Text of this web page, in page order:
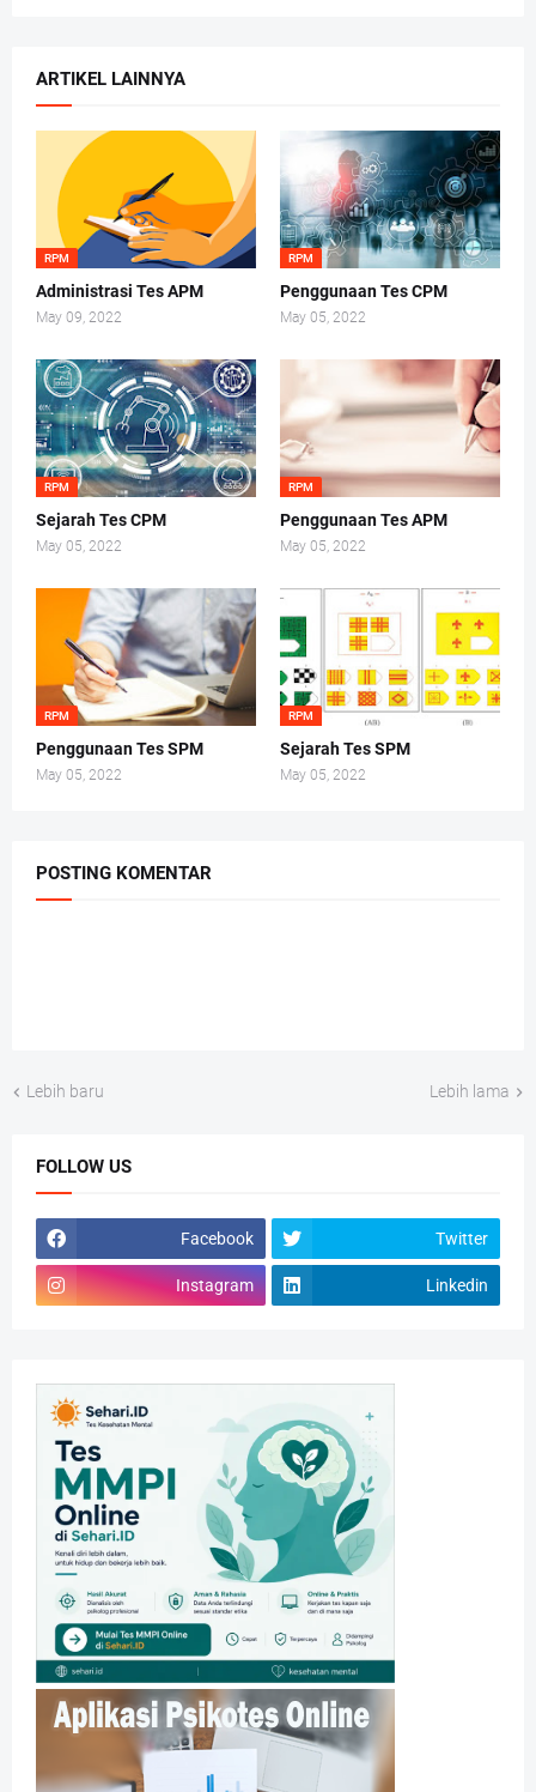
ARTIKEL LAINNYA
RPM
Administrasi Tes APM
May 09, 2022
RPM
Penggunaan Tes CPM
May 05, 2022
RPM
Sejarah Tes CPM
May 05, 2022
RPM
Penggunaan Tes APM
May 05, 2022
RPM
Penggunaan Tes SPM
May 05, 2022
RPM
Sejarah Tes SPM
May 05, 2022
POSTING KOMENTAR
Lebih baru Lebih lama
FOLLOW US
Facebook Twitter
Instagram Linkedin